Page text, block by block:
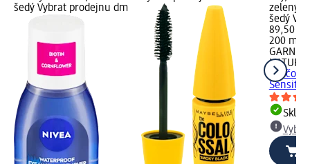
šedý Vybrat prodejnu dm
zelený
šedý
89,50 Kč
200 ml